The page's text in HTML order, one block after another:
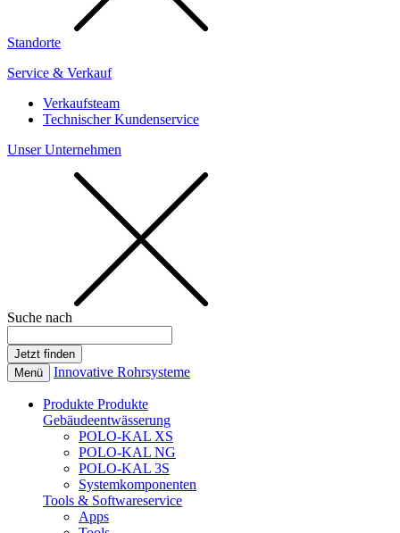
Standorte
Service & Verkauf
Verkaufsteam
Technischer Kundenservice
Unser Unternehmen
Suche nach
Menü Innovative Rohrsysteme
Produkte Produkte
Gebäudeentwässerung
POLO-KAL XS
POLO-KAL NG
POLO-KAL 3S
Systemkomponenten
Tools & Softwareservice
Apps